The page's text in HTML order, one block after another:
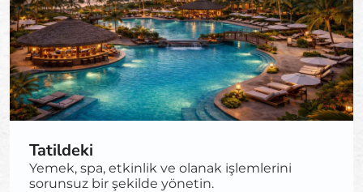
Tatildeki
Yemek, spa, etkinlik ve olanak işlemlerini
sorunsuz bir şekilde yönetin.